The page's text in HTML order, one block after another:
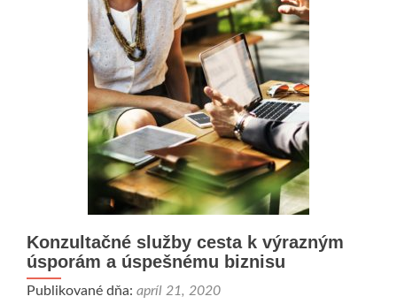
účtovníctva
Konzultačné služby cesta k výrazným
úsporám a úspešnému biznisu
Publikované dňa: apríl 21, 2020